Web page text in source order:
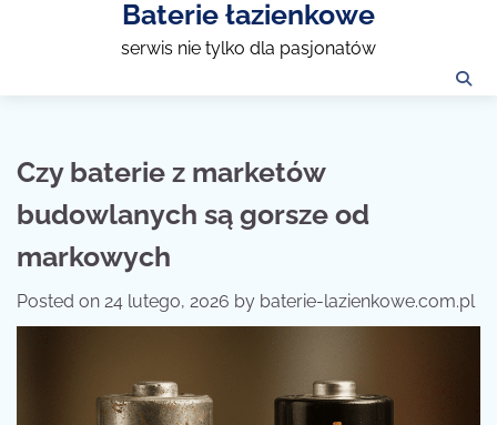
Baterie łazienkowe
serwis nie tylko dla pasjonatów
Czy baterie z marketów
budowlanych są gorsze od
markowych
Posted on 24 lutego, 2026 by baterie-lazienkowe.com.pl